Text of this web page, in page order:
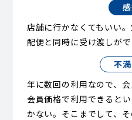
店舗に行かなくてもいい
配便と同時に受け渡しがで
不
年に数回の利用なので、
会員価格で利用できると
かない。そこまでして、